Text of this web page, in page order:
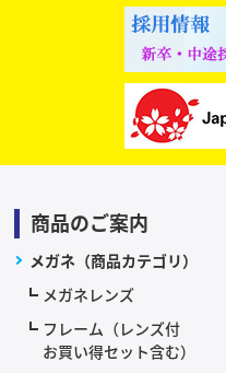
商品のご案内
メガネ（商品カテゴリ）
メガネレンズ
フレーム（レンズ付
お買い得セット含む）